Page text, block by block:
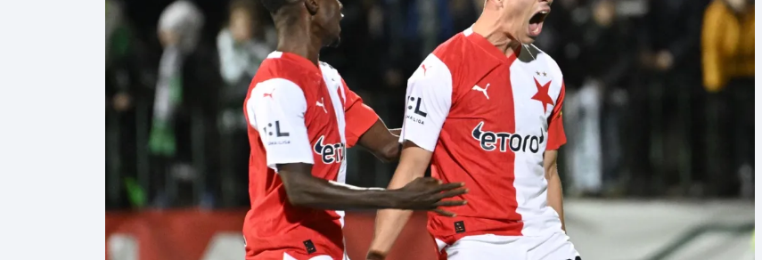
Curling
Dostihy
Florbal
Futsal
Golf
Gymnastika
Moderní pětiboj
Motorsport
Olympijské hry
Parasport
Plavání
Plážový volejbal
Veslování
Vodní slalom